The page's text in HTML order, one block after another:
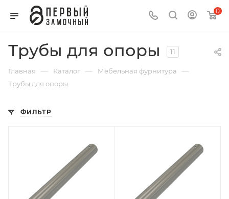
0
Трубы для опоры 11
Главная — Каталог — Мебельная фурнитура —
Трубы для опоры
ФИЛЬТР